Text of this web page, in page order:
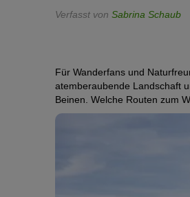
Verfasst von Sabrina Schaub
Für Wanderfans und
atemberaubende Landschaft
Beinen. Welche Routen zum